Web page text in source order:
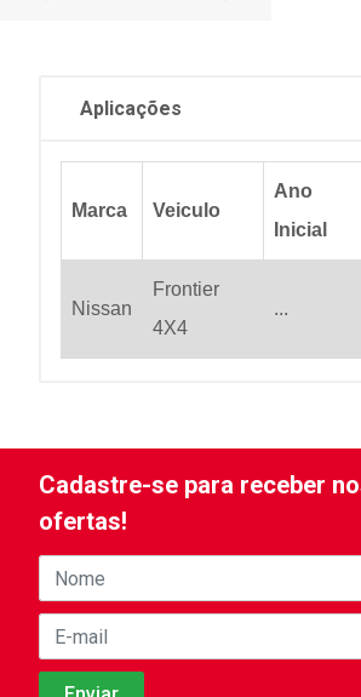
Aplicações
Marca Veiculo
Ano
Inicial
Nissan
Frontier
4X4
...
Cadastre-se para receber
ofertas!